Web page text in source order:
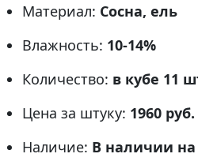
Материал: Сосна, ель
Влажность: 10-14%
Количество: в кубе 11
Цена за штуку: 1960 руб.
Наличие: В наличии на